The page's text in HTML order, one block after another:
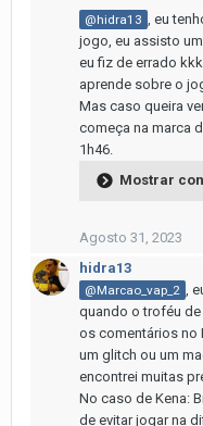
@hidra13 , eu
jogo, eu assisto
eu fiz de errado
aprende sobre o
Mas caso queira
começa na marca
1h46.
Mostrar
Agosto 31, 2023
hidra13
@Marcao_vap_2 ,
quando o troféu
os comentários no
um glitch ou um
encontrei muitas
No caso de Kena:
de evitar jogar na